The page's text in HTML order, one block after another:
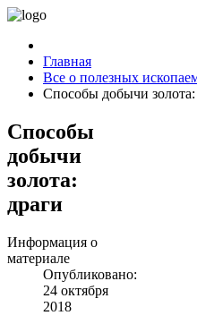
Главная
Все о полезных
Способы добычи золота:
Способы
добычи
золота:
драги
Информация о
материале
Опубликовано:
24 октября
2018